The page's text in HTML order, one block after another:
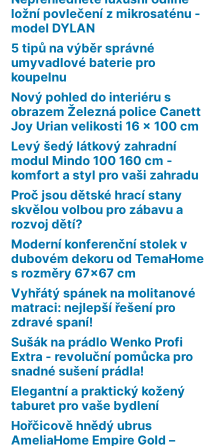
ložní povlečení z mikrosaténu -
model DYLAN
5 tipů na výběr správné
umyvadlové baterie pro
koupelnu
Nový pohled do interiéru s
obrazem Železná police Canett
Joy Urian velikosti 16 x 100 cm
Levý šedý látkový zahradní
modul Mindo 100 160 cm -
komfort a styl pro vaši zahradu
Proč jsou dětské hrací stany
skvělou volbou pro zábavu a
rozvoj dětí?
Moderní konferenční stolek v
dubovém dekoru od TemaHome
s rozměry 67×67 cm
Vyhřátý spánek na molitanové
matraci: nejlepší řešení pro
zdravé spaní!
Sušák na prádlo Wenko Profi
Extra - revoluční pomůcka pro
snadné sušení prádla!
Elegantní a praktický kožený
taburet pro vaše bydlení
Hořčicově hnědý ubrus
AmeliaHome Empire Gold –